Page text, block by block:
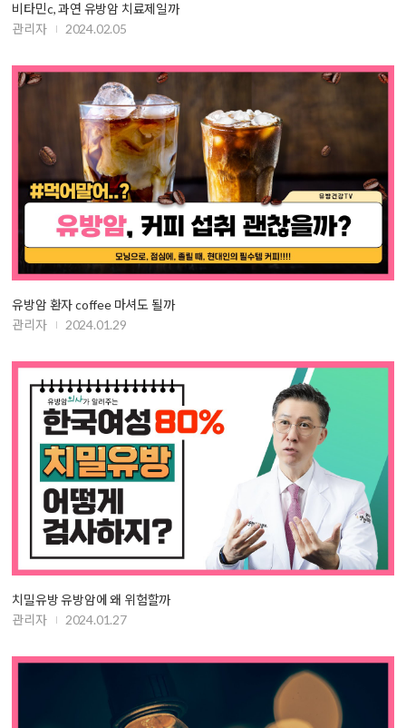
비타민c, 과연 유방암 치료제일까
관리자
2024.02.05
유방암 환자 coffee 마셔도 될까
관리자
2024.01.29
치밀유방 유방암에 왜 위험할까
관리자
2024.01.27